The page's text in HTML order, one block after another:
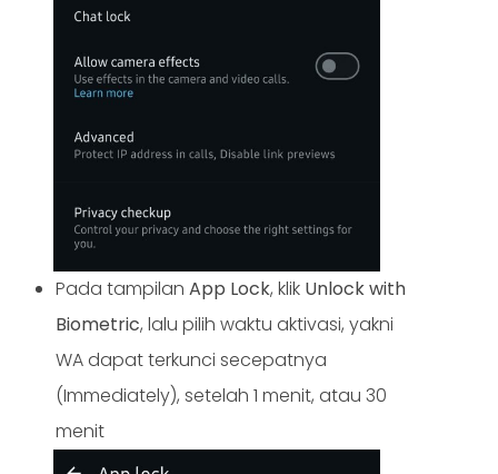
Pada tampilan App Lock, klik Unlock with
Biometric, lalu pilih waktu aktivasi, yakni
WA dapat terkunci secepatnya
(Immediately), setelah 1 menit, atau 30
menit